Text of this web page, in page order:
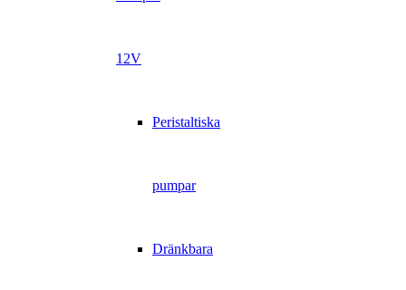
12V
Peristaltiska
pumpar
Dränkbara